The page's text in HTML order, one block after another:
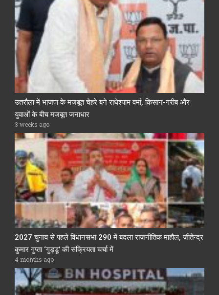
उतरौला में भाजपा के मजबूत चेहरे बने राधेश्याम वर्मा, किसान-गरीब और
युवाओं के बीच मजबूत जनाधार
3 weeks ago
2027 चुनाव से पहले विधानसभा 290 में बदला राजनीतिक माहौल, जीतेन्द्र
कुमार गुप्ता ‘गुड्डू’ की सक्रियता चर्चा में
4 months ago